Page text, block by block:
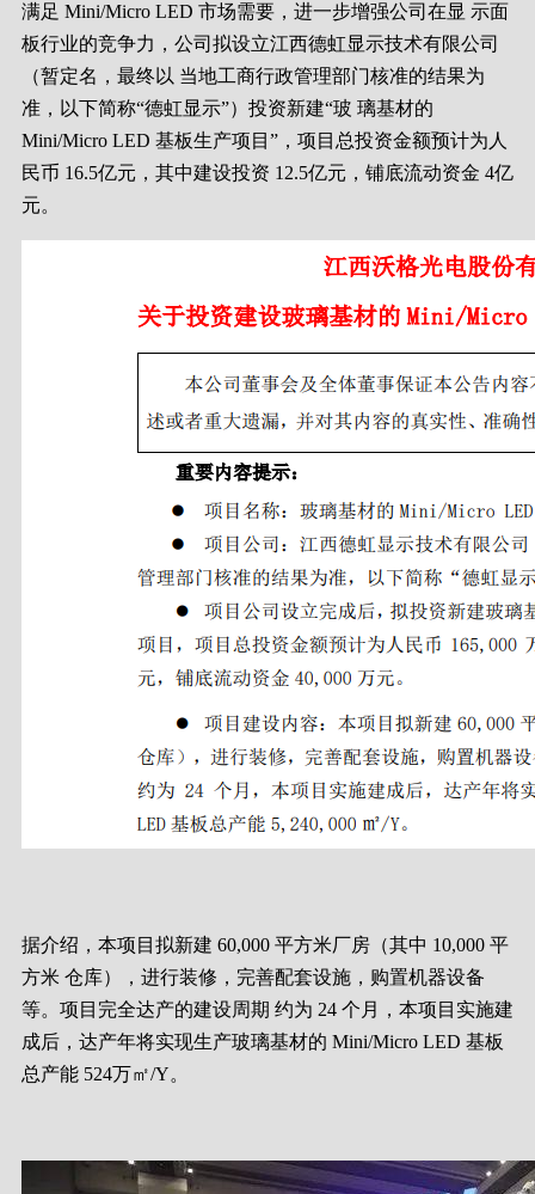
满足 Mini/Micro LED 市场需要，进一步增强公司在显 示面
板行业的竞争力，公司拟设立江西德虹显示技术有限公司
（暂定名，最终以 当地工商行政管理部门核准的结果为
准，以下简称“德虹显示”）投资新建“玻 璃基材的
Mini/Micro LED 基板生产项目”，项目总投资金额预计为人
民币 16.5亿元，其中建设投资 12.5亿元，铺底流动资金 4亿
元。
据介绍，本项目拟新建 60,000 平方米厂房（其中 10,000 平
方米 仓库），进行装修，完善配套设施，购置机器设备
等。项目完全达产的建设周期 约为 24 个月，本项目实施建
成后，达产年将实现生产玻璃基材的 Mini/Micro LED 基板
总产能 524万㎡/Y。